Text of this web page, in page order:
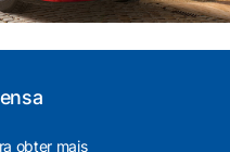
obter mais